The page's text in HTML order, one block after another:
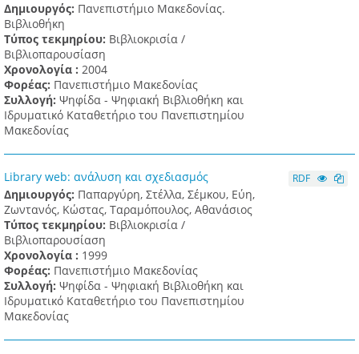
Δημιουργός: Πανεπιστήμιο Μακεδονίας.
Βιβλιοθήκη
Τύπος τεκμηρίου: Βιβλιοκρισία /
Βιβλιοπαρουσίαση
Χρονολογία : 2004
Φορέας: Πανεπιστήμιο Μακεδονίας
Συλλογή: Ψηφίδα - Ψηφιακή Βιβλιοθήκη και
Ιδρυματικό Καταθετήριο του Πανεπιστημίου
Μακεδονίας
Library web: ανάλυση και σχεδιασμός
Δημιουργός: Παπαργύρη, Στέλλα, Σέμκου, Εύη,
Ζωντανός, Κώστας, Ταραμόπουλος, Αθανάσιος
Τύπος τεκμηρίου: Βιβλιοκρισία /
Βιβλιοπαρουσίαση
Χρονολογία : 1999
Φορέας: Πανεπιστήμιο Μακεδονίας
Συλλογή: Ψηφίδα - Ψηφιακή Βιβλιοθήκη και
Ιδρυματικό Καταθετήριο του Πανεπιστημίου
Μακεδονίας
RDF